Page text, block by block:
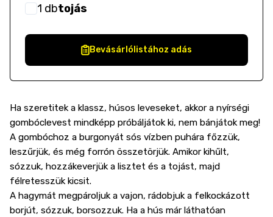
1 dbtojás
Bevásárlólistához adás
Ha szeretitek a klassz, húsos leveseket, akkor a nyírségi
gombóclevest mindképp próbáljátok ki, nem bánjátok meg!
A gombóchoz a burgonyát sós vízben puhára főzzük,
leszűrjük, és még forrón összetörjük. Amikor kihűlt,
sózzuk, hozzákeverjük a lisztet és a tojást, majd
félretesszük kicsit.
A hagymát megpároljuk a vajon, rádobjuk a felkockázott
borjút, sózzuk, borsozzuk. Ha a hús már láthatóan